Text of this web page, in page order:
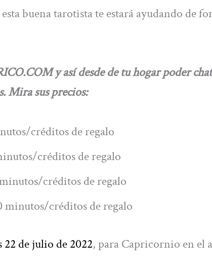
buena tarotista te estará ayudando de
y así desde de tu hogar poder
Mira sus precios:
créditos de regalo
créditos de regalo
créditos de regalo
créditos de regalo
de julio de 2022, para Capricornio en el